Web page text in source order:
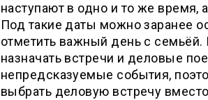
наступают в одно и то же время,
Под такие даты можно заранее
отметить важный день с семьёй.
назначать встречи и деловые
непредсказуемые события,
выбрать деловую встречу